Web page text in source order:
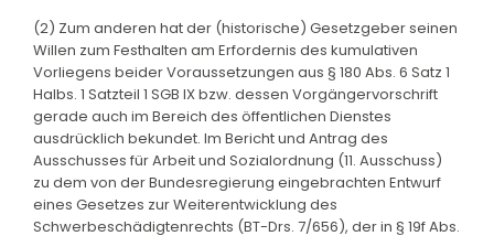
(2) Zum anderen hat der (historische) Gesetzgeber seinen
Willen zum Festhalten am Erfordernis des kumulativen
Vorliegens beider Voraussetzungen aus § 180 Abs. 6 Satz 1
Halbs. 1 Satzteil 1 SGB IX bzw. dessen Vorgängervorschrift
gerade auch im Bereich des öffentlichen Dienstes
ausdrücklich bekundet. Im Bericht und Antrag des
Ausschusses für Arbeit und Sozialordnung (11. Ausschuss)
zu dem von der Bundesregierung eingebrachten Entwurf
eines Gesetzes zur Weiterentwicklung des
Schwerbeschädigtenrechts (BT-Drs. 7/656), der in § 19f Abs.